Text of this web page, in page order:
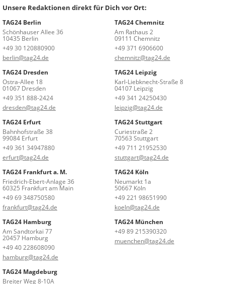
Unsere Redaktionen direkt für Dich vor Ort:
TAG24 Berlin
Schönhauser Allee 36
10435 Berlin
+49 30 120880900
berlin@tag24.de
TAG24 Chemnitz
Am Rathaus 2
09111 Chemnitz
+49 371 6906600
chemnitz@tag24.de
TAG24 Dresden
Ostra-Allee 18
01067 Dresden
+49 351 888-2424
dresden@tag24.de
TAG24 Leipzig
Karl-Liebknecht-Straße 8
04107 Leipzig
+49 341 24250430
leipzig@tag24.de
TAG24 Erfurt
Bahnhofstraße 38
99084 Erfurt
+49 361 34947880
erfurt@tag24.de
TAG24 Stuttgart
Curiestraße 2
70563 Stuttgart
+49 711 21952530
stuttgart@tag24.de
TAG24 Frankfurt a. M.
Friedrich-Ebert-Anlage 36
60325 Frankfurt am Main
+49 69 348750580
frankfurt@tag24.de
TAG24 Köln
Neumarkt 1a
50667 Köln
+49 221 98651990
koeln@tag24.de
TAG24 Hamburg
Am Sandtorkai 77
20457 Hamburg
+49 40 228608090
hamburg@tag24.de
TAG24 München
+49 89 215390320
muenchen@tag24.de
TAG24 Magdeburg
Breiter Weg 8-10A